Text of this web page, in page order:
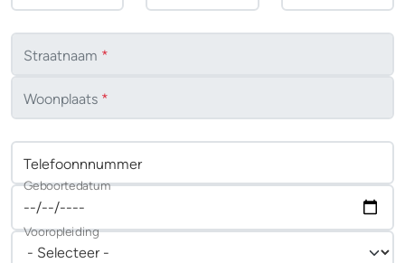
Straatnaam *
Woonplaats *
Telefoonnnummer
Geboortedatum
Vooropleiding